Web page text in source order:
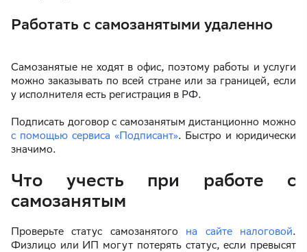
Работать с самозанятыми удаленно
Самозанятые не ходят в офис, поэтому работы и услуги
можно заказывать по всей стране или за границей, если
у исполнителя есть регистрация в РФ.
Подписать договор с самозанятым дистанционно можно
с помощью сервиса «Подписант». Быстро и юридически
значимо.
Что учесть при работе с
самозанятым
Проверьте статус самозанятого на сайте налоговой.
Физлицо или ИП могут потерять статус, если превысят